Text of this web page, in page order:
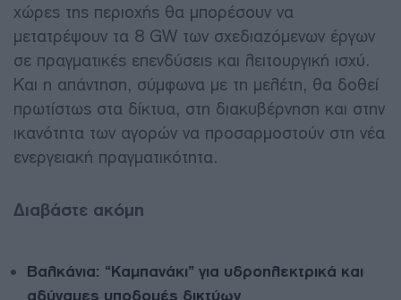
χώρες της περιοχής θα μπορέσουν να
μετατρέψουν τα 8 GW των σχεδιαζόμενων έργων
σε πραγματικές επενδύσεις και λειτουργική ισχύ.
Και η απάντηση, σύμφωνα με τη μελέτη, θα δοθεί
πρωτίστως στα δίκτυα, στη διακυβέρνηση και στην
ικανότητα των αγορών να προσαρμοστούν στη νέα
ενεργειακή πραγματικότητα.
Διαβάστε ακόμη
Βαλκάνια: “Καμπανάκι” για υδροηλεκτρικά και
αδύναμες υποδομές δικτύων